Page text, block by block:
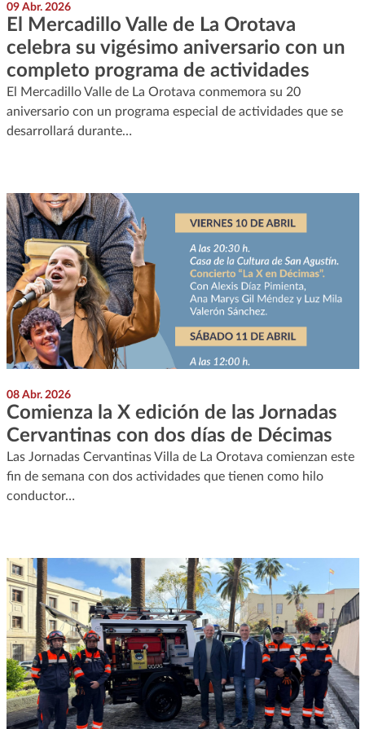
09 Abr. 2026
El Mercadillo Valle de La Orotava
celebra su vigésimo aniversario con un
completo programa de actividades
El Mercadillo Valle de La Orotava conmemora su 20
aniversario con un programa especial de actividades que se
desarrollará durante…
08 Abr. 2026
Comienza la X edición de las Jornadas
Cervantinas con dos días de Décimas
Las Jornadas Cervantinas Villa de La Orotava comienzan este
fin de semana con dos actividades que tienen como hilo
conductor…